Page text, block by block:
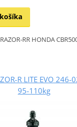
RR HONDA
R LITE EVO
95-110kg